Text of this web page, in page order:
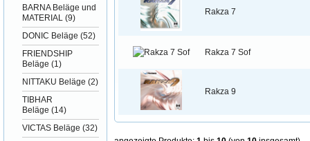
Rakza 7
Rakza 7 Sof
Rakza 9
BARNA Beläge und
MATERIAL (9)
DONIC Beläge (52)
FRIENDSHIP
Beläge (1)
NITTAKU Beläge (2)
TIBHAR
Beläge (14)
VICTAS Beläge (32)